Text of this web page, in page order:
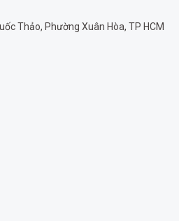
Thảo, Phường Xuân Hòa, TP HCM